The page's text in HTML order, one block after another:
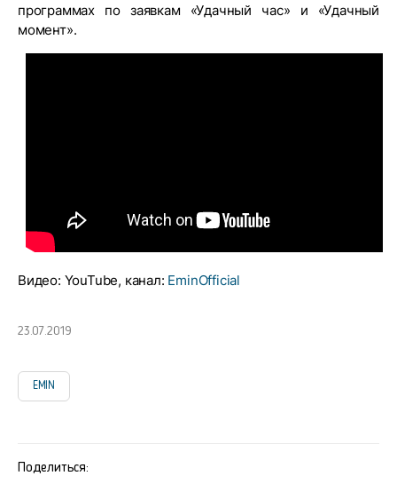
программах по заявкам «Удачный час» и «Удачный
момент».
Видео: YouTube, канал: EminOfficial
23.07.2019
EMIN
Поделиться: